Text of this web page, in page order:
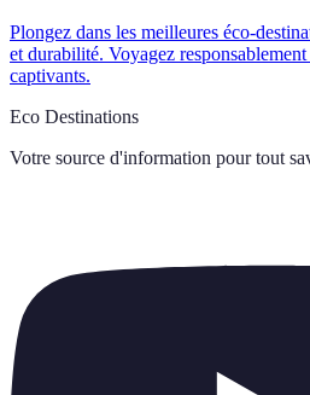
Plongez dans les meilleures éco-
et durabilité. Voyagez
captivants.
Eco Destinations
Votre source d'information pour tout